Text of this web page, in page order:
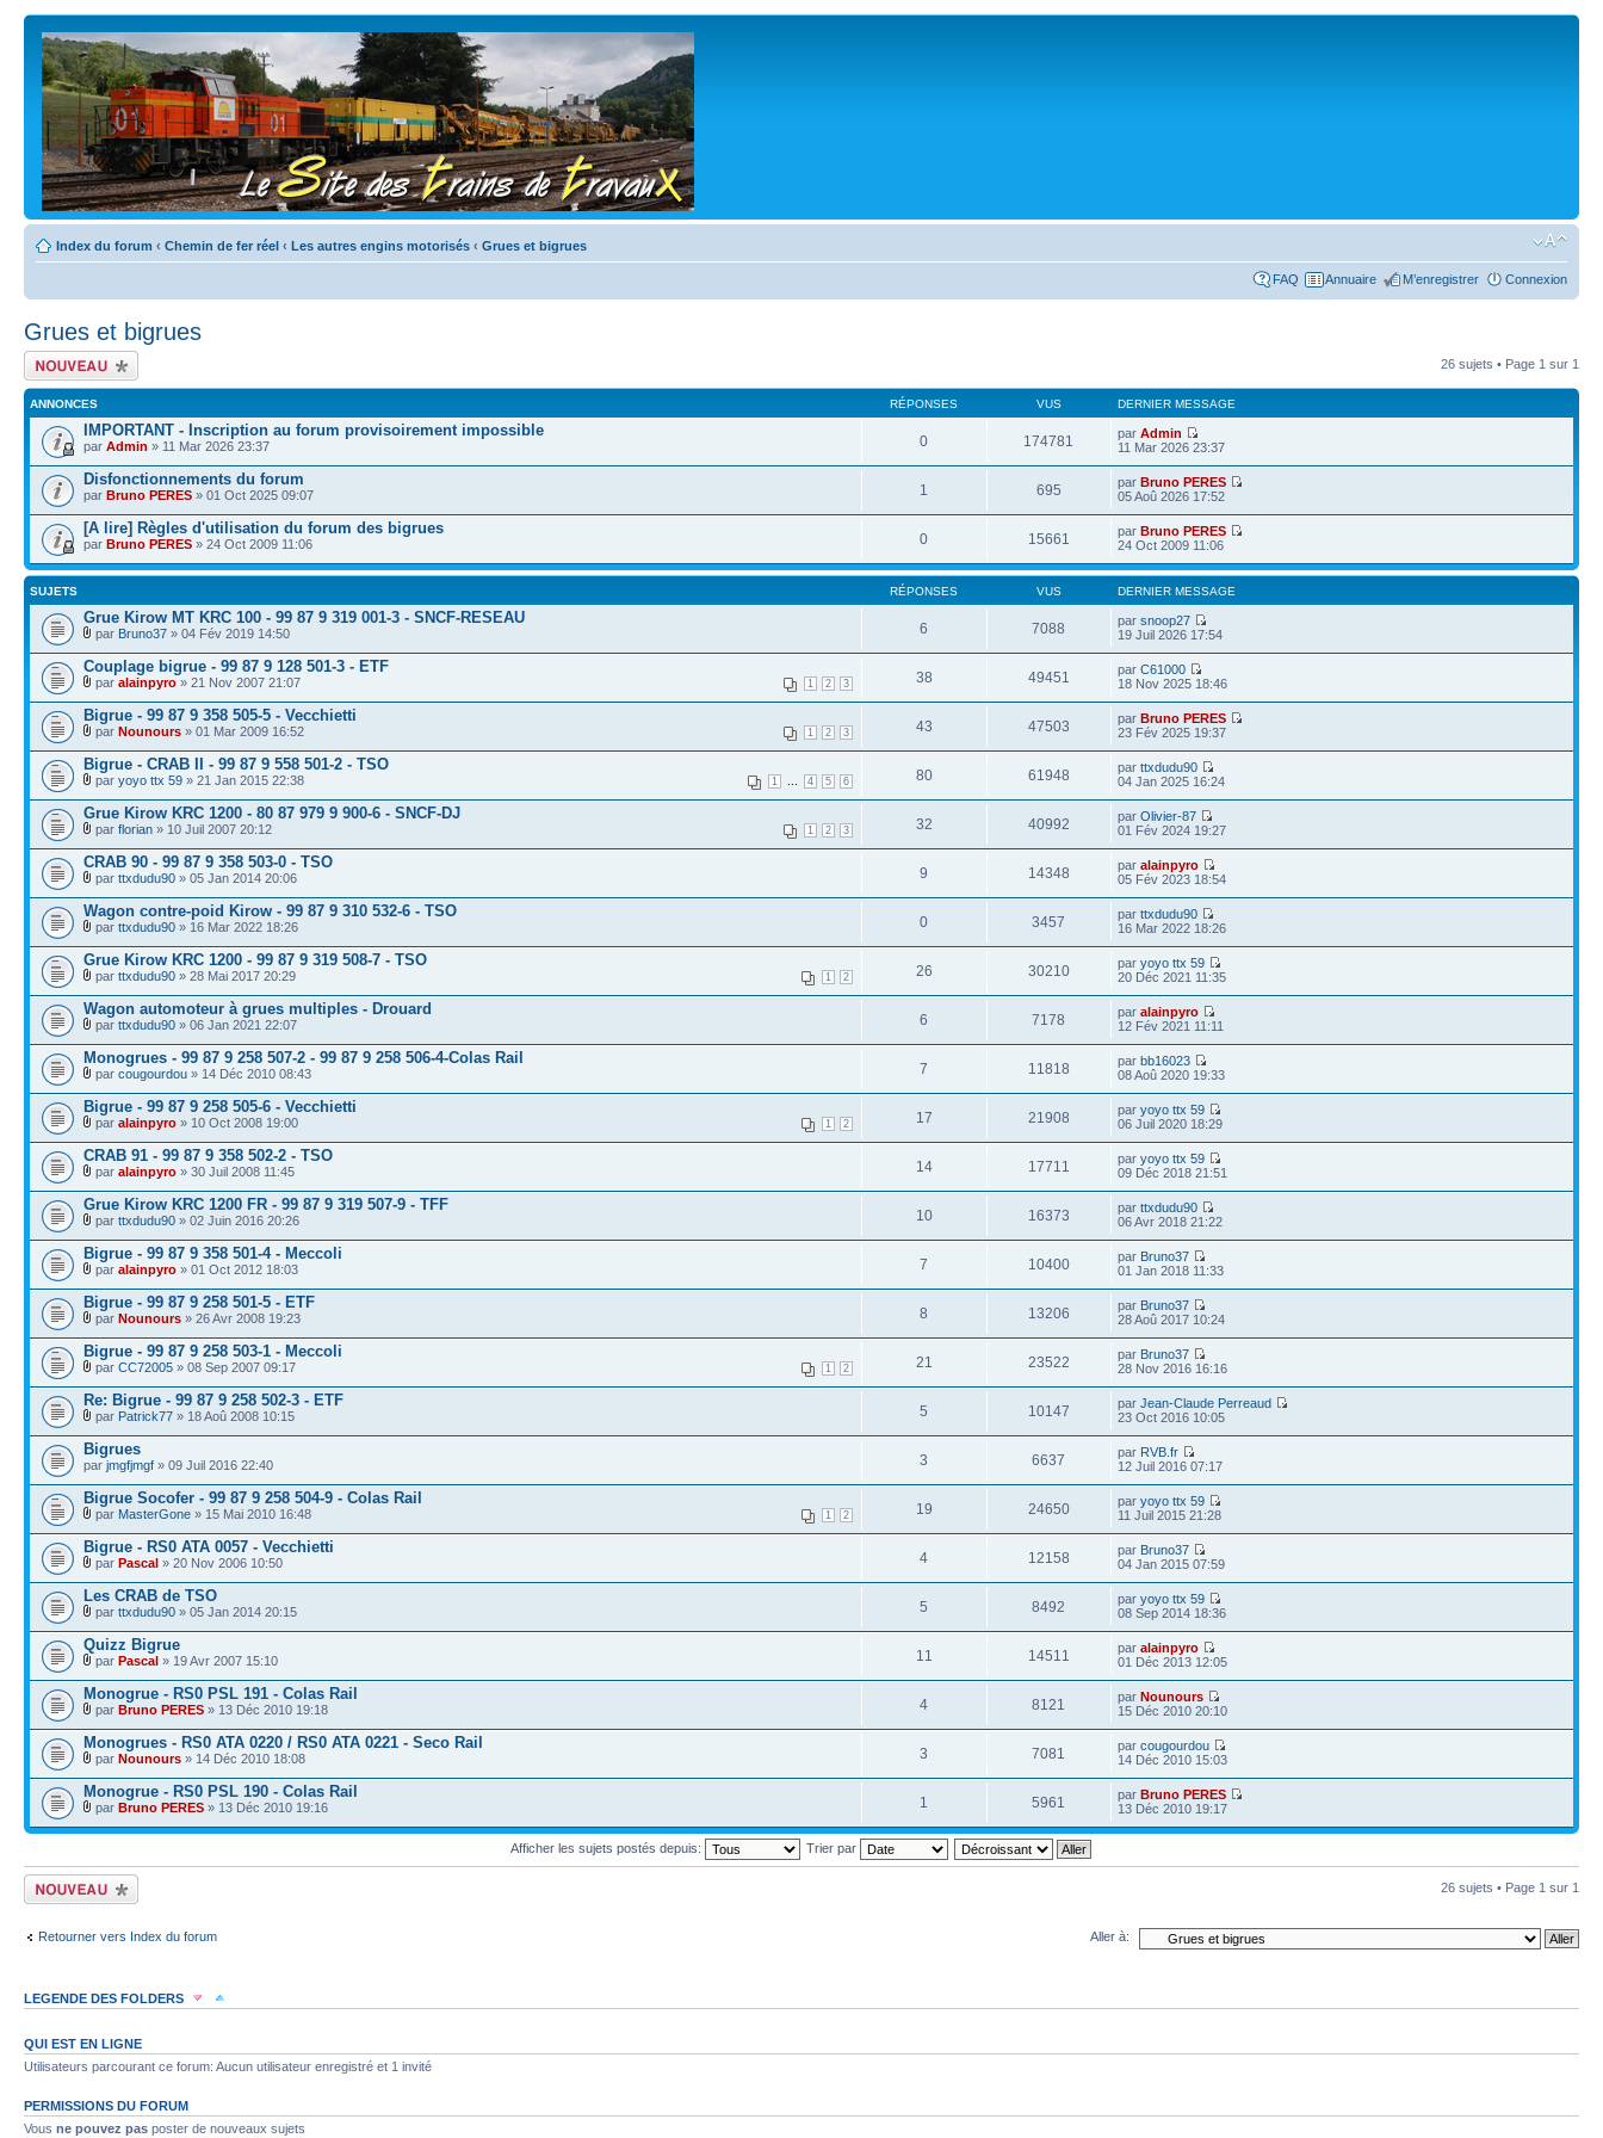
Index du forum ‹ Chemin de fer réel ‹ Les autres engins motorisés ‹ Grues et bigrues
FAQ Annuaire M’enregistrer Connexion
Grues et bigrues
Écrire un nouveau
sujet
26 sujets • Page 1 sur 1
ANNONCES RÉPONSES VUS DERNIER MESSAGE
IMPORTANT - Inscription au forum provisoirement impossible
par Admin » 11 Mar 2026 23:37 0 174781 parAdmin
11 Mar 2026 23:37
Disfonctionnements du forum
par Bruno PERES » 01 Oct 2025 09:07 1 695 parBruno PERES
05 Aoû 2026 17:52
[A lire] Règles d'utilisation du forum des bigrues
par Bruno PERES » 24 Oct 2009 11:06 0 15661 parBruno PERES
24 Oct 2009 11:06
SUJETS RÉPONSES VUS DERNIER MESSAGE
Grue Kirow MT KRC 100 - 99 87 9 319 001-3 - SNCF-RESEAU
par Bruno37 » 04 Fév 2019 14:50 6 7088 parsnoop27
19 Juil 2026 17:54
Couplage bigrue - 99 87 9 128 501-3 - ETF
1 2 3
par alainpyro » 21 Nov 2007 21:07 38 49451 parC61000
18 Nov 2025 18:46
Bigrue - 99 87 9 358 505-5 - Vecchietti
1 2 3
par Nounours » 01 Mar 2009 16:52 43 47503 parBruno PERES
23 Fév 2025 19:37
Bigrue - CRAB II - 99 87 9 558 501-2 - TSO
1 4 5 6
par yoyo ttx 59 » 21 Jan 2015 22:38 80 61948 parttxdudu90
04 Jan 2025 16:24
Grue Kirow KRC 1200 - 80 87 979 9 900-6 - SNCF-DJ
1 2 3
par florian » 10 Juil 2007 20:12 32 40992 parOlivier-87
01 Fév 2024 19:27
CRAB 90 - 99 87 9 358 503-0 - TSO
par ttxdudu90 » 05 Jan 2014 20:06 9 14348 paralainpyro
05 Fév 2023 18:54
Wagon contre-poid Kirow - 99 87 9 310 532-6 - TSO
par ttxdudu90 » 16 Mar 2022 18:26 0 3457 parttxdudu90
16 Mar 2022 18:26
Grue Kirow KRC 1200 - 99 87 9 319 508-7 - TSO
1 2
par ttxdudu90 » 28 Mai 2017 20:29 26 30210 paryoyo ttx 59
20 Déc 2021 11:35
Wagon automoteur à grues multiples - Drouard
par ttxdudu90 » 06 Jan 2021 22:07 6 7178 paralainpyro
12 Fév 2021 11:11
Monogrues - 99 87 9 258 507-2 - 99 87 9 258 506-4-Colas Rail
par cougourdou » 14 Déc 2010 08:43 7 11818 parbb16023
08 Aoû 2020 19:33
Bigrue - 99 87 9 258 505-6 - Vecchietti
1 2
par alainpyro » 10 Oct 2008 19:00 17 21908 paryoyo ttx 59
06 Juil 2020 18:29
CRAB 91 - 99 87 9 358 502-2 - TSO
par alainpyro » 30 Juil 2008 11:45 14 17711 paryoyo ttx 59
09 Déc 2018 21:51
Grue Kirow KRC 1200 FR - 99 87 9 319 507-9 - TFF
par ttxdudu90 » 02 Juin 2016 20:26 10 16373 parttxdudu90
06 Avr 2018 21:22
Bigrue - 99 87 9 358 501-4 - Meccoli
par alainpyro » 01 Oct 2012 18:03 7 10400 par Bruno37
01 Jan 2018 11:33
Bigrue - 99 87 9 258 501-5 - ETF
par Nounours » 26 Avr 2008 19:23 8 13206 par Bruno37
28 Aoû 2017 10:24
Bigrue - 99 87 9 258 503-1 - Meccoli
1 2
par CC72005 » 08 Sep 2007 09:17 21 23522 par Bruno37
28 Nov 2016 16:16
Re: Bigrue - 99 87 9 258 502-3 - ETF
par Patrick77 » 18 Aoû 2008 10:15 5 10147 parJean-Claude Perreaud
23 Oct 2016 10:05
Bigrues
par jmgfjmgf » 09 Juil 2016 22:40 3 6637 par RVB.fr
12 Juil 2016 07:17
Bigrue Socofer - 99 87 9 258 504-9 - Colas Rail
1 2
par MasterGone » 15 Mai 2010 16:48 19 24650 paryoyo ttx 59
11 Juil 2015 21:28
Bigrue - RS0 ATA 0057 - Vecchietti
par Pascal » 20 Nov 2006 10:50 4 12158 par Bruno37
04 Jan 2015 07:59
Les CRAB de TSO
par ttxdudu90 » 05 Jan 2014 20:15 5 8492 paryoyo ttx 59
08 Sep 2014 18:36
Quizz Bigrue
par Pascal » 19 Avr 2007 15:10 11 14511 paralainpyro
01 Déc 2013 12:05
Monogrue - RS0 PSL 191 - Colas Rail
par Bruno PERES » 13 Déc 2010 19:18 4 8121 parNounours
15 Déc 2010 20:10
Monogrues - RS0 ATA 0220 / RS0 ATA 0221 - Seco Rail
par Nounours » 14 Déc 2010 18:08 3 7081 parcougourdou
14 Déc 2010 15:03
Monogrue - RS0 PSL 190 - Colas Rail
par Bruno PERES » 13 Déc 2010 19:16 1 5961 parBruno PERES
13 Déc 2010 19:17
Afficher les sujets postés depuis: Trier par
Écrire un nouveau
sujet
26 sujets • Page 1 sur 1
Retourner vers Index du forum Aller à:
LEGENDE DES FOLDERS
Sujet non lu Sujet non lu dans lequel j'ai posté
QUI EST EN LIGNE
Utilisateurs parcourant ce forum: Aucun utilisateur enregistré et 1 invité
PERMISSIONS DU FORUM
Vous ne pouvez pas poster de nouveaux sujets